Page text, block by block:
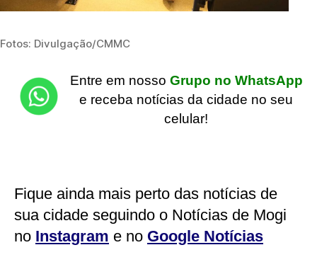
Fotos: Divulgação/CMMC
Entre em nosso Grupo no WhatsApp
e receba notícias da cidade no seu
celular!
Fique ainda mais perto das notícias de
sua cidade seguindo o Notícias de Mogi
no Instagram e no Google Notícias